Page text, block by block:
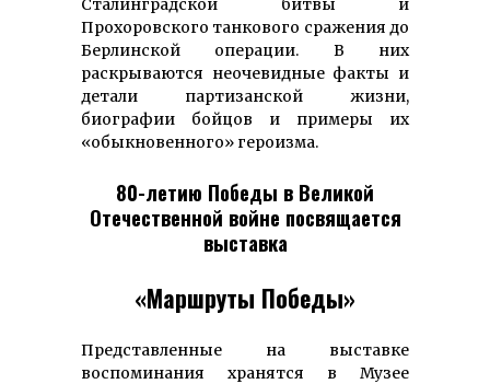
Прохоровского танкового сражения до
Берлинской операции. В них
раскрываются неочевидные факты и
детали партизанской жизни,
биографии бойцов и примеры их
«обыкновенного» героизма.
80-летию Победы в Великой
Отечественной войне посвящается
выставка
«Маршруты Победы»
Представленные на выставке
воспоминания хранятся в Музее